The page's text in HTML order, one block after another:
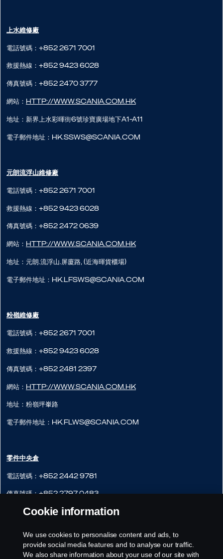
上水維修廠
電話號碼：+852 2671 7001
救援熱線：+852 9423 6028
傳真號碼：+852 2470 3777
網站： http://www.scania.com.hk
地址：新界上水彩暉街6號珍寶廣場地下A1-A11
電子郵件地址：hk.ssws@scania.com
元朗流浮山​維修廠
電話號碼：+852 2671 7001
救援熱線：+852 9423 6028
傳真號碼：+852 2472 0639
網站： http://www.scania.com.hk
地址：元朗.流浮山.屏廈路, (近海暉貨櫃場)
電子郵件地址：hk.lfsws@scania.com
粉嶺維修廠
電話號碼：+852 2671 7001
救援熱線：+852 9423 6028
傳真號碼：+852 2481 2397
網站： http://www.scania.com.hk
地址：粉嶺坪輋路
電子郵件地址：hk.flws@scania.com
零件中央倉
電話號碼：+852 2442 9781
傳真號碼：+852 2797 0483
網站：http://www.scania.com.hk
電子郵件地址：hk.cws@scania.com
Cookie information
We use cookies to personalise content and ads, to
provide social media features and to analyse our traffic.
We also share information about your use of our site with